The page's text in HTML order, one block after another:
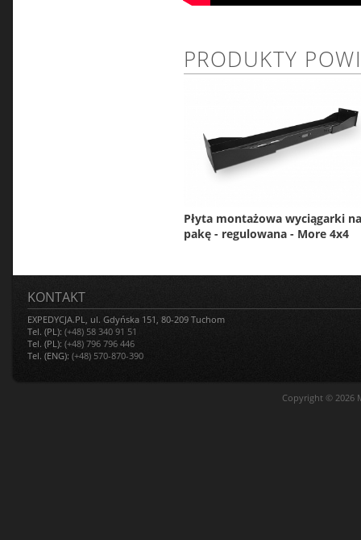
PRODUKTY
Płyta montażowa wyciągarki na
pakę - regulowana - More 4x4
KONTAKT
EXPEDYCJA.PL, ul. Gdyńska 151, 80-209 Tuchom
Tel. (PL): (+48) 58 340 91 51
Tel. (PL): (+48) 796 796 446
Tel. (ENG): (+48) 570-870-390
Copyright © 2026